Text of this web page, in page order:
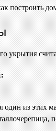
построить
один из этих